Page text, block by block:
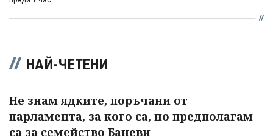
НАЙ-ЧЕТЕНИ
Не знам ядките, поръчани от
парламента, за кого са, но предполагам
са за семейство Баневи